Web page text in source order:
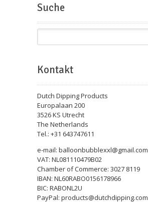
Suche
Kontakt
Dutch Dipping Products
Europalaan 200
3526 KS Utrecht
The Netherlands
Tel.: +31 643747611
e-mail: balloonbubblexxl@gmail.com
VAT: NL081110479B02
Chamber of Commerce: 3027 8119
IBAN: NL60RABO0156178966
BIC: RABONL2U
PayPal: products@dutchdipping.com